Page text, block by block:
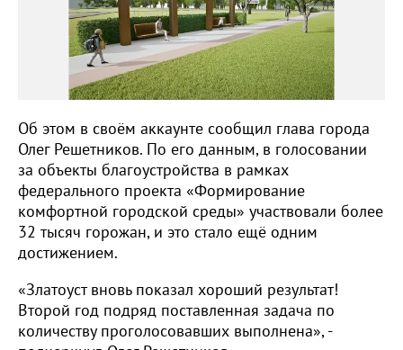
Об этом в своём аккаунте сообщил глава города
Олег Решетников. По его данным, в голосовании
за объекты благоустройства в рамках
федерального проекта «Формирование
комфортной городской среды» участвовали более
32 тысяч горожан, и это стало ещё одним
достижением.
«Златоуст вновь показал хороший результат!
Второй год подряд поставленная задача по
количеству проголосовавших выполнена», -